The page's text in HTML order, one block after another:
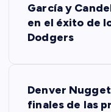
García y
en el éxito de
Dodgers
Denver
finales de las